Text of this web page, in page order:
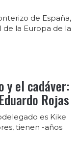
de España,
la Europa de la
y el cadáver:
Rojas
es Kike
tienen -años